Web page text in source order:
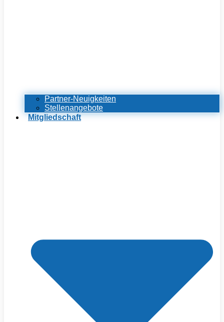
Partner-Neuigkeiten
Stellenangebote
Mitgliedschaft